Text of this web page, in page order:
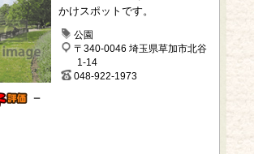
－
かけスポットです。
公園
〒340-0046 埼玉県草加市北谷
1-14
048-922-1973